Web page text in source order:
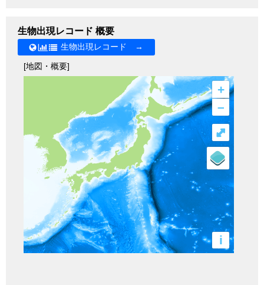
生物出現レコード 概要
生物出現レコード →
[地図・概要]
+
–
i
⤢